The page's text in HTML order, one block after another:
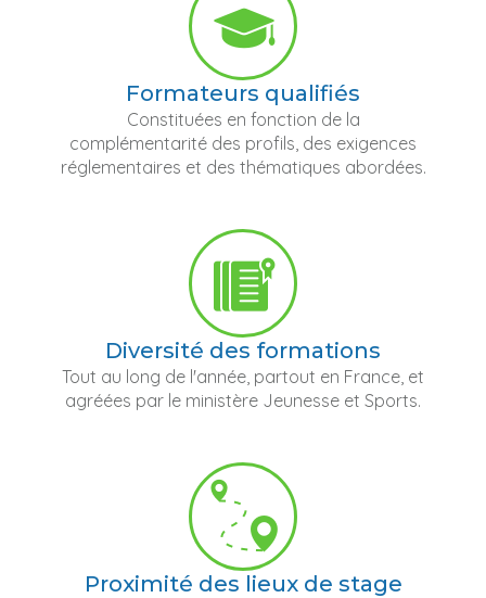
Formateurs qualifiés
Constituées en fonction de la
complémentarité des profils, des exigences
réglementaires et des thématiques abordées.
Diversité des formations
Tout au long de l'année, partout en France, et
agréées par le ministère Jeunesse et Sports.
Proximité des lieux de stage